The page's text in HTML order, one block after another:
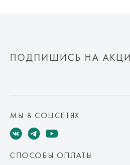
ПОДПИШИСЬ НА
МЫ В СОЦСЕТЯХ
СПОСОБЫ ОПЛАТЫ